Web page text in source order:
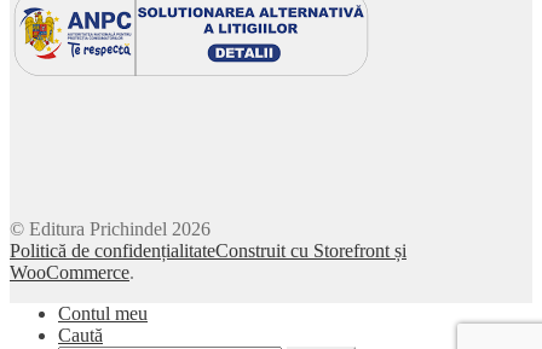
© Editura Prichindel 2026
Politică de confidențialitateConstruit cu Storefront și
WooCommerce.
Contul meu
Caută